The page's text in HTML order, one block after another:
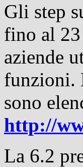
Gli step
fino al 23
aziende
funzioni.
sono
http://
La 6.2